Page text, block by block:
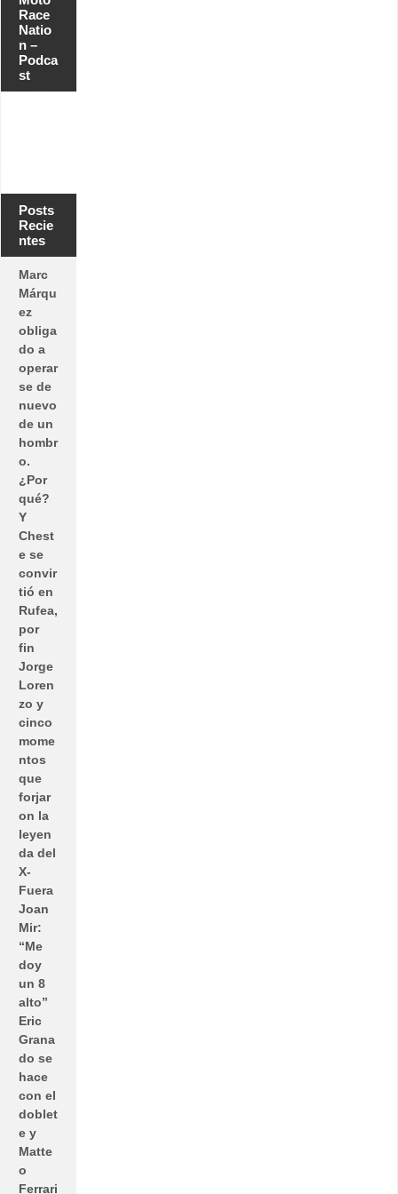
Race
Natio
n –
Podca
st
Posts
Recie
ntes
Marc
Márqu
ez
obliga
do a
operar
se de
nuevo
de un
hombr
o.
¿Por
qué?
Y
Chest
e se
convir
tió en
Rufea,
por
fin
Jorge
Loren
zo y
cinco
mome
ntos
que
forjar
on la
leyen
da del
X-
Fuera
Joan
Mir:
“Me
doy
un 8
alto”
Eric
Grana
do se
hace
con el
doblet
e y
Matte
o
Ferrari